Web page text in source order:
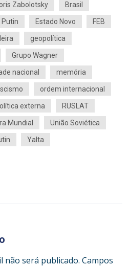
Zabolotsky Brasil
Putin Estado Novo FEB
geopolítica
Grupo Wagner
nacional memória
ordem internacional
externa RUSLAT
Mundial União Soviética
Yalta
não será publicado. Campos